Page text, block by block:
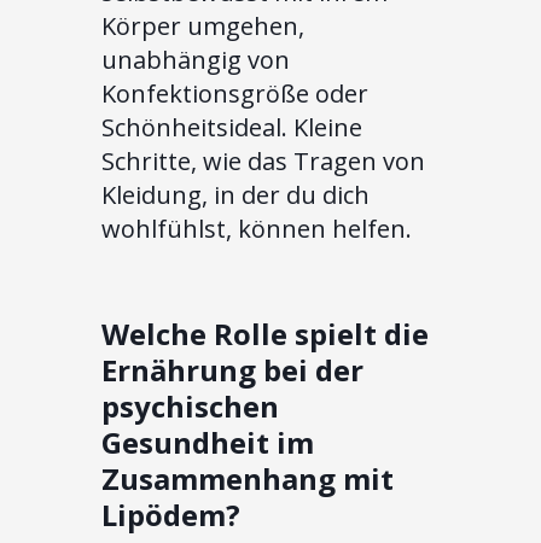
Körper umgehen,
unabhängig von
Konfektionsgröße oder
Schönheitsideal. Kleine
Schritte, wie das Tragen von
Kleidung, in der du dich
wohlfühlst, können helfen.
Welche Rolle spielt die
Ernährung bei der
psychischen
Gesundheit im
Zusammenhang mit
Lipödem?